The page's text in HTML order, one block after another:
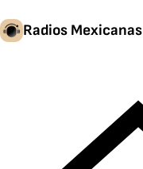
Radios Mexicanas